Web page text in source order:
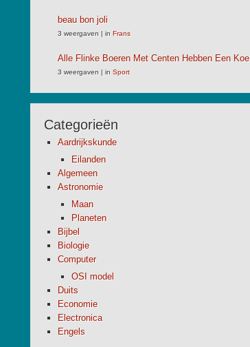
beau bon joli
3 weergaven | in Frans
Alle Flinke Boeren Met Centen Hebben Een Koe
3 weergaven | in Sport
Categorieën
Aardrijkskunde
Eilanden
Algemeen
Astronomie
Maan
Planeten
Bijbel
Biologie
Computer
OSI model
Duits
Economie
Electronica
Engels